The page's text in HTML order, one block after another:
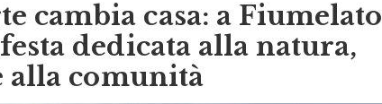
cambia casa: a Fiumelato
dedicata alla natura,
alla comunità